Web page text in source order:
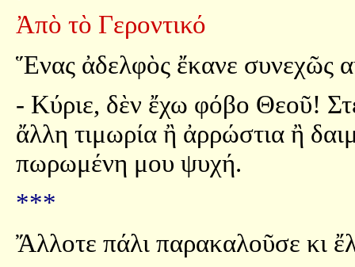
Ἀπὸ τὸ Γεροντικό
Ἕνας ἀδελφὸς ἔκανε συνεχῶς
- Κύριε, δὲν ἔχω φόβο Θεοῦ!
ἄλλη τιμωρία ἢ ἀρρώστια ἢ
πωρωμένη μου ψυχή.
***
Ἄλλοτε πάλι παρακαλοῦσε κι